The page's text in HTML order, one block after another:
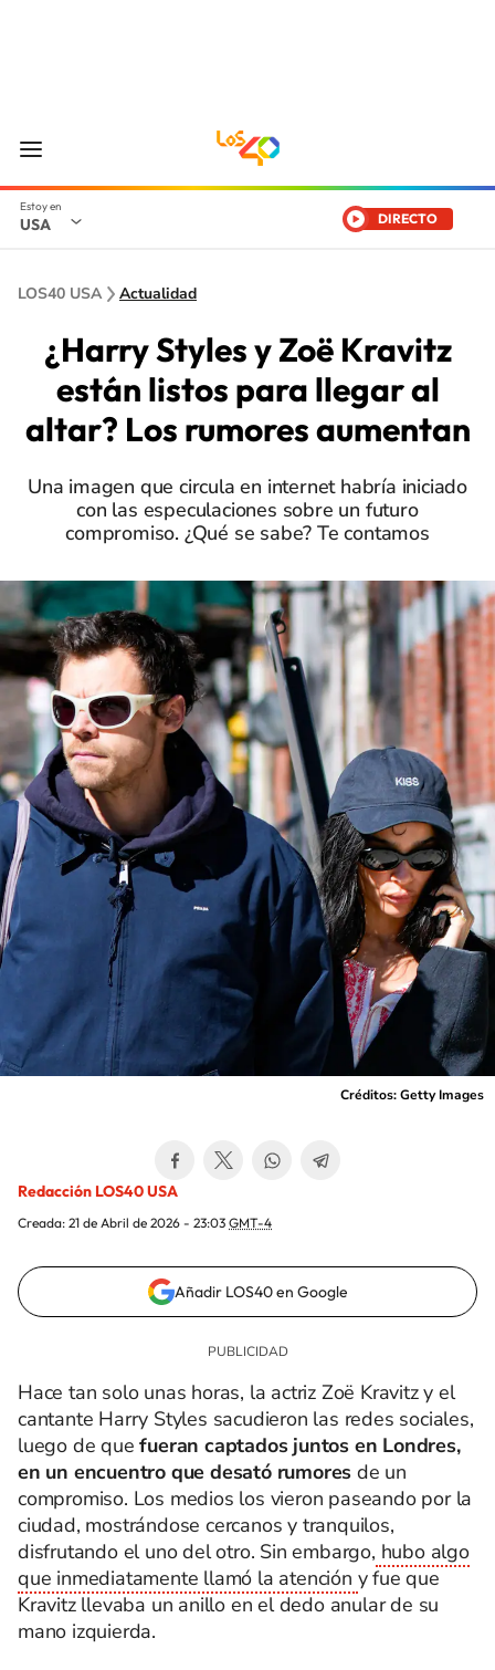
USA DIRECTO
LOS40 USA Actualidad
¿Harry Styles y Zoë Kravitz
están listos para llegar al
altar? Los rumores aumentan
Una imagen que circula en internet habría iniciado
con las especulaciones sobre un futuro
compromiso. ¿Qué se sabe? Te contamos
Créditos: Getty Images
Redacción LOS40 USA
Creada: 21 de Abril de 2026 - 23:03 GMT-4
Añadir LOS40 en Google
Hace tan solo unas horas, la actriz Zoë Kravitz y el
cantante Harry Styles sacudieron las redes sociales,
luego de quefueran captados juntos en Londres,
en un encuentro que desató rumores de un
compromiso. Los medios los vieron paseando por la
ciudad, mostrándose cercanos y tranquilos,
disfrutando el uno del otro. Sin embargo, hubo algo
que inmediatamente llamó la atención y fue que
Kravitz llevaba un anillo en el dedo anular de su
mano izquierda.